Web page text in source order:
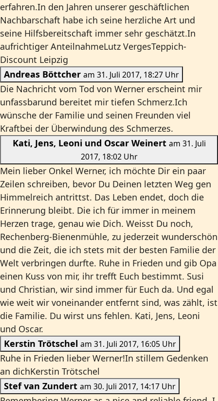
erfahren.In den Jahren unserer geschäftlichen
Nachbarschaft habe ich seine herzliche Art und
seine Hilfsbereitschaft immer sehr geschätzt.In
aufrichtiger AnteilnahmeLutz VergesTeppich-
Discount Leipzig
Andreas Böttcher
am 31. Juli 2017, 18:27 Uhr
Die Nachricht vom Tod von Werner erscheint mir
unfassbarund bereitet mir tiefen Schmerz.Ich
wünsche der Familie und seinen Freunden viel
Kraftbei der Überwindung des Schmerzes.
Kati, Jens, Leoni und Oscar Weinert am 31. Juli
2017, 18:02 Uhr
Mein lieber Onkel Werner, ich möchte Dir ein paar
Zeilen schreiben, bevor Du Deinen letzten Weg gen
Himmelreich antrittst. Das Leben endet, doch die
Erinnerung bleibt. Die ich für immer in meinem
Herzen trage, genau wie Dich. Weisst Du noch,
Rechenberg-Bienenmühle, zu jederzeit wunderschön
und die Zeit, die ich stets mit der besten Familie der
Welt verbringen durfte. Ruhe in Frieden und gib Opa
einen Kuss von mir, ihr trefft Euch bestimmt. Susi
und Christian, wir sind immer für Euch da. Und egal
wie weit wir voneinander entfernt sind, was zählt, ist
die Familie. Du wirst uns fehlen. Kati, Jens, Leoni
und Oscar.
Kerstin Trötschel
am 31. Juli 2017, 16:05 Uhr
Ruhe in Frieden lieber Werner!In stillem Gedenken
an dichKerstin Trötschel
Stef van Zundert
am 30. Juli 2017, 14:17 Uhr